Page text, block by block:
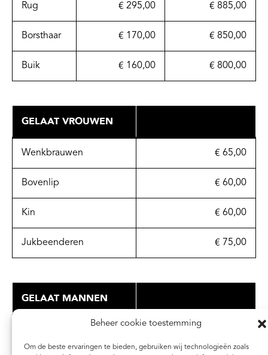
Beheer cookie toestemming
Om de beste ervaringen te bieden, gebruiken wij technologieën zoals
Rug € 295,00 € 885,00
Borsthaar € 170,00 € 850,00
Buik € 160,00 € 800,00
GELAAT VROUWEN
Wenkbrauwen € 65,00
Bovenlip € 60,00
Kin € 60,00
Jukbeenderen € 75,00
GELAAT MANNEN